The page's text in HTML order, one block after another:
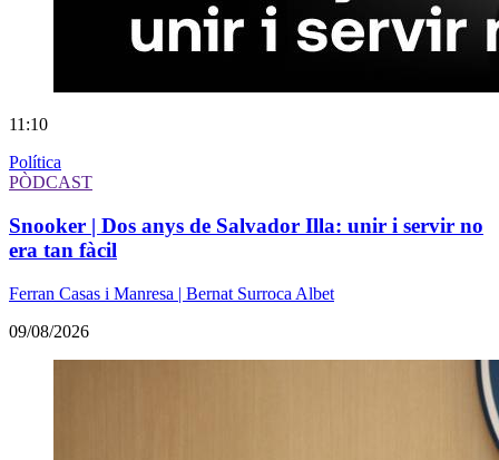
11:10
Política
PÒDCAST
Snooker | Dos anys de Salvador Illa: unir i servir no
era tan fàcil
Ferran Casas i Manresa | Bernat Surroca Albet
09/08/2026